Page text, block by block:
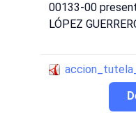
00133-00
LÓPEZ